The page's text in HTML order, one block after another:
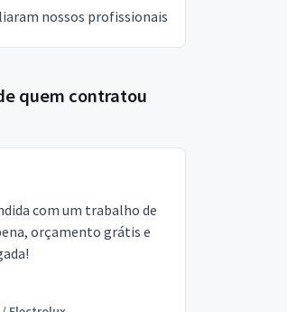
nossos profissionais
quem contratou
com um trabalho de
orçamento grátis e